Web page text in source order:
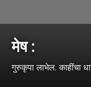
मेष :
गुरुकृपा लाभेल. काहींचा